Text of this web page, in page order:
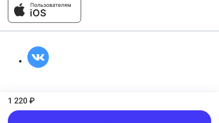
1 220 ₽